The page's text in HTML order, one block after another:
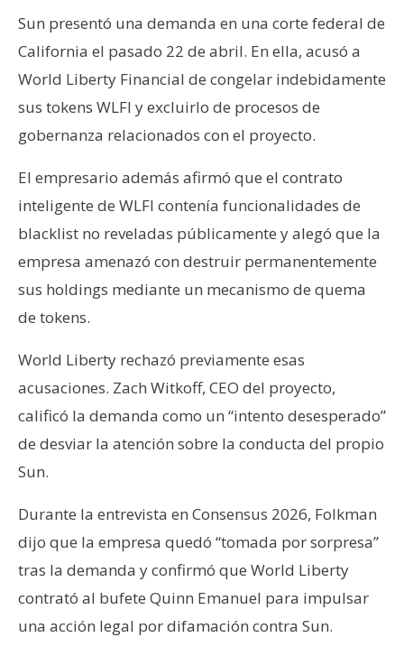
Sun presentó una demanda en una corte federal de
California el pasado 22 de abril. En ella, acusó a
World Liberty Financial de congelar indebidamente
sus tokens WLFI y excluirlo de procesos de
gobernanza relacionados con el proyecto.
El empresario además afirmó que el contrato
inteligente de WLFI contenía funcionalidades de
blacklist no reveladas públicamente y alegó que la
empresa amenazó con destruir permanentemente
sus holdings mediante un mecanismo de quema
de tokens.
World Liberty rechazó previamente esas
acusaciones. Zach Witkoff, CEO del proyecto,
calificó la demanda como un “intento desesperado”
de desviar la atención sobre la conducta del propio
Sun.
Durante la entrevista en Consensus 2026, Folkman
dijo que la empresa quedó “tomada por sorpresa”
tras la demanda y confirmó que World Liberty
contrató al bufete Quinn Emanuel para impulsar
una acción legal por difamación contra Sun.